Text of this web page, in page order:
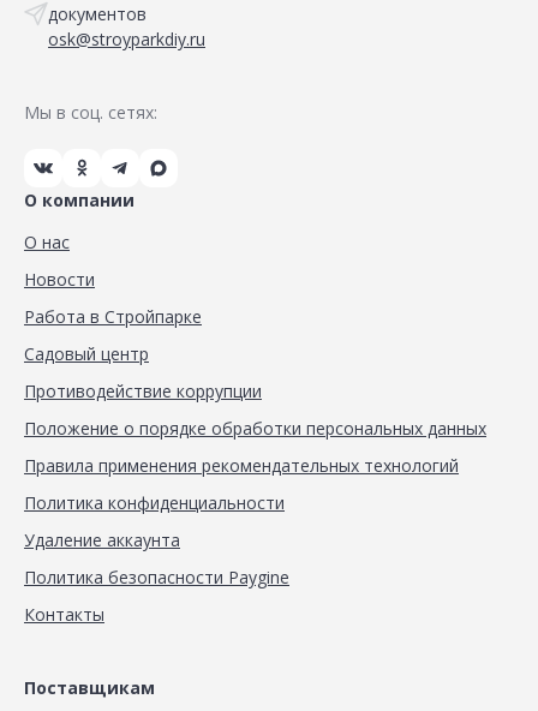
документов
osk@stroyparkdiy.ru
Мы в соц. сетях:
О компании
О нас
Новости
Работа в Стройпарке
Садовый центр
Противодействие коррупции
Положение о порядке обработки персональных данных
Правила применения рекомендательных технологий
Политика конфиденциальности
Удаление аккаунта
Политика безопасности Paygine
Контакты
Поставщикам